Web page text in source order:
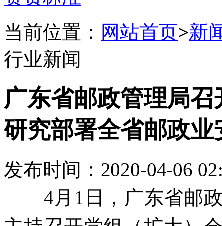
当前位置： 网站首页>新
行业新闻
广东省邮政管理局
研究部署全省邮政业
发布时间：2020-04-06
4月1日，广东省邮